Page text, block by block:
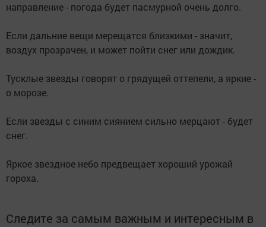
направление - погода будет пасмурной очень долго.
Если дальние вещи мерещатся близкими - значит,
воздух прозрачен, и может пойти снег или дождик.
Тусклые звезды говорят о грядущей оттепели, а яркие -
о морозе.
Если звезды с синим сиянием сильно мерцают - будет
снег.
Яркое звездное небо предвещает хороший урожай
гороха.
Следите за самым важным и интересным в